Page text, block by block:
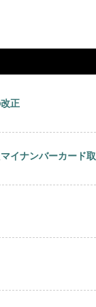
正
イナンバーカード取